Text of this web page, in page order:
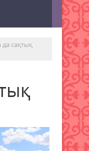
да сақтық